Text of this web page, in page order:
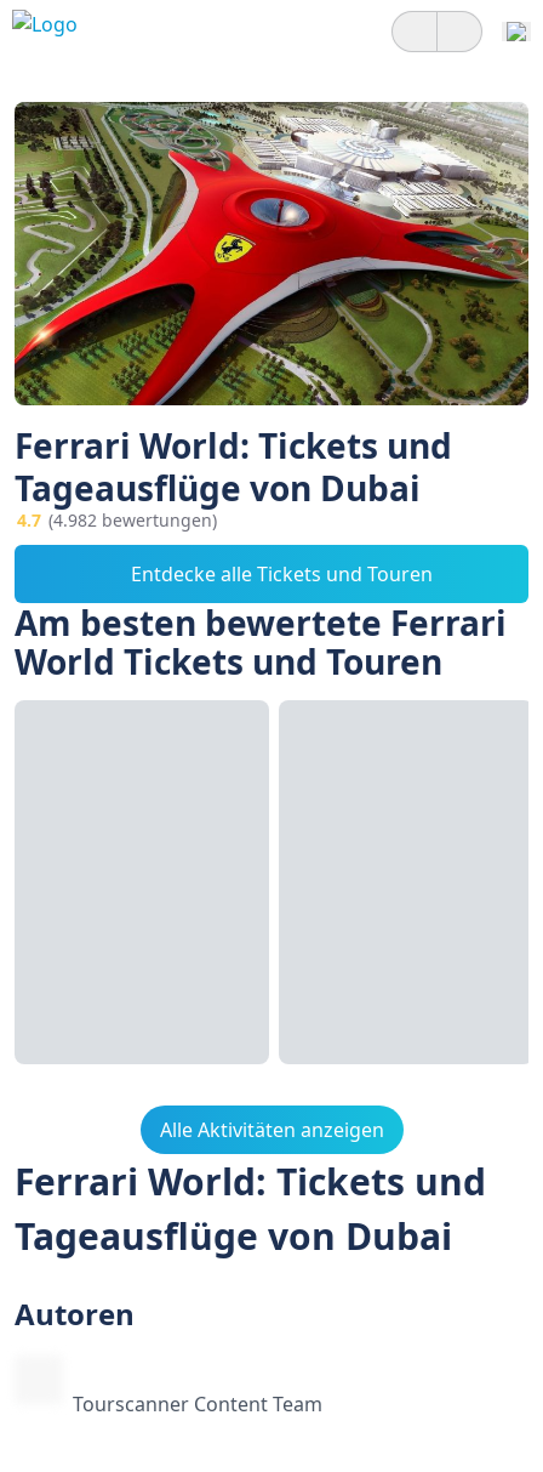
Ferrari World: Tickets und
Tageausflüge von Dubai
4.7 (4.982 bewertungen)
Entdecke alle Tickets und Touren
Am besten bewertete Ferrari
World Tickets und Touren
Alle Aktivitäten anzeigen
Ferrari World: Tickets und
Tageausflüge von Dubai
Autoren
Tourscanner Content Team